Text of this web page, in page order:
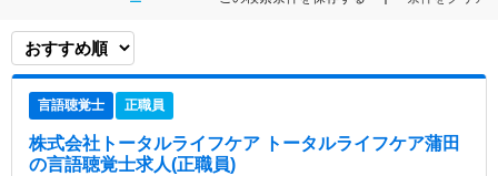
言語聴覚士 正職員
株式会社トータルライフケア トータルライフケア蒲田
の言語聴覚士求人(正職員)